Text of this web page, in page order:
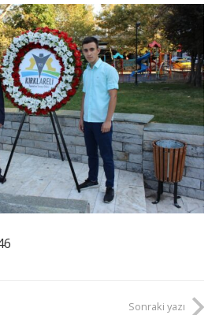
Sonraki yazı